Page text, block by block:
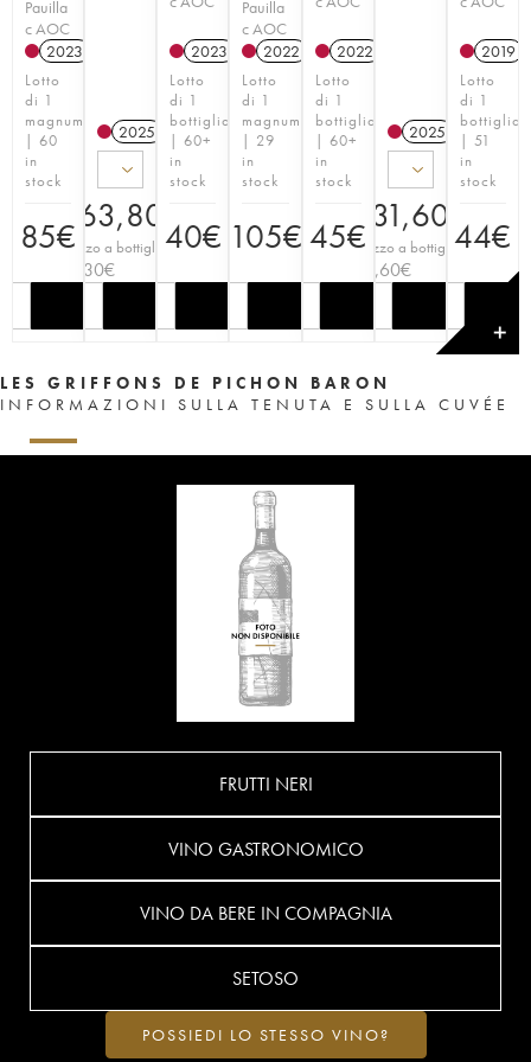
Pauilla
c AOC
2023
Lotto
di 1
magnum
| 60
in
stock
85€
2025 T
463,80 €
Prezzo a bottiglia
77,30€
2023 T
Lotto
di 1
bottiglia
| 60+
in
stock
40€
Pauilla
c AOC
2022
T
Lotto
di 1
magnum
| 29
in
stock
105€
2022
Lotto
di 1
bottiglia
| 60+
in
stock
45€
2025 T
231,60 €
Prezzo a bottiglia
38,60€
2019
Lotto
di 1
bottiglia
| 51
in
stock
44€
✕
LES GRIFFONS DE PICHON BARON
INFORMAZIONI SULLA TENUTA E SULLA CUVÉE
FRUTTI NERI
VINO GASTRONOMICO
VINO DA BERE IN COMPAGNIA
SETOSO
POSSIEDI LO STESSO VINO?